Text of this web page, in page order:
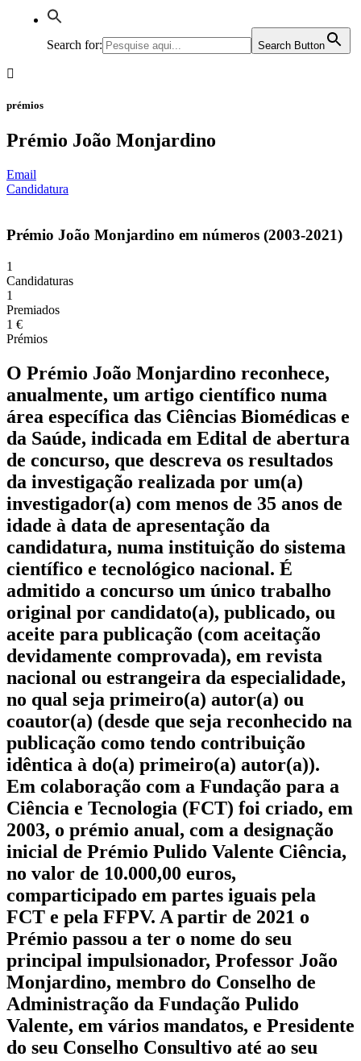
Search for: Search Button
prémios
Prémio João Monjardino
Email
Candidatura
Prémio João Monjardino em números (2003-2021)
1
Candidaturas
1
Premiados
1 €
Prémios
O Prémio João Monjardino reconhece,
anualmente, um artigo científico numa
área específica das Ciências Biomédicas e
da Saúde, indicada em Edital de abertura
de concurso, que descreva os resultados
da investigação realizada por um(a)
investigador(a) com menos de 35 anos de
idade à data de apresentação da
candidatura, numa instituição do sistema
científico e tecnológico nacional. É
admitido a concurso um único trabalho
original por candidato(a), publicado, ou
aceite para publicação (com aceitação
devidamente comprovada), em revista
nacional ou estrangeira da especialidade,
no qual seja primeiro(a) autor(a) ou
coautor(a) (desde que seja reconhecido na
publicação como tendo contribuição
idêntica à do(a) primeiro(a) autor(a)).
Em colaboração com a Fundação para a
Ciência e Tecnologia (FCT) foi criado, em
2003, o prémio anual, com a designação
inicial de Prémio Pulido Valente Ciência,
no valor de 10.000,00 euros,
comparticipado em partes iguais pela
FCT e pela FFPV. A partir de 2021 o
Prémio passou a ter o nome do seu
principal impulsionador, Professor João
Monjardino, membro do Conselho de
Administração da Fundação Pulido
Valente, em vários mandatos, e Presidente
do seu Conselho Consultivo até ao seu